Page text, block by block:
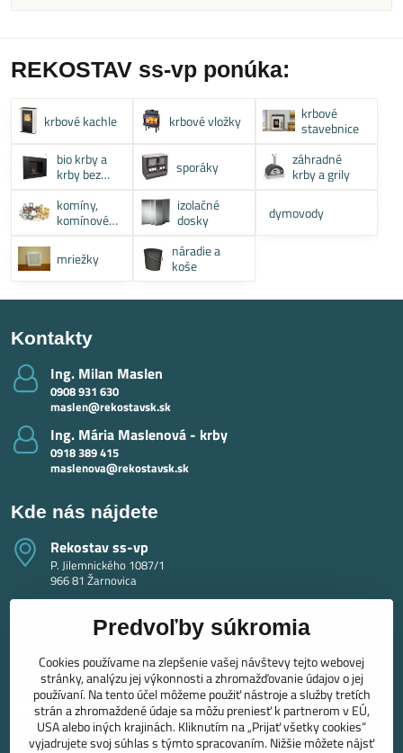
REKOSTAV ss-vp ponúka:
krbové kachle krbové vložky
krbové
stavebnice
bio krby a
krby bez
komína
sporáky
záhradné
krby a grily
komíny,
komínové
systémy
izolačné
dosky
dymovody
mriežky
náradie a
koše
Kontakty
Ing​. Milan Maslen
0908 931 630
maslen@rekostavsk.sk
Ing​. Mária Maslenová - krby
0918 389 415
maslenova@rekostavsk.sk
Kde nás nájdete
Rekostav ss-vp
P. Jilemnického 1087/1
966 81 Žarnovica
Predvoľby súkromia
Cookies používame na zlepšenie vašej návštevy tejto webovej
stránky, analýzu jej výkonnosti a zhromažďovanie údajov o jej
používaní. Na tento účel môžeme použiť nástroje a služby tretích
strán a zhromaždené údaje sa môžu preniesť k partnerom v EÚ,
USA alebo iných krajinách. Kliknutím na „Prijať všetky cookies“
vyjadrujete svoj súhlas s týmto spracovaním. Nižšie môžete nájsť